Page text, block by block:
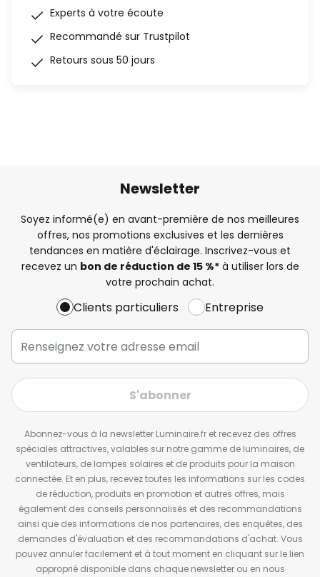
Experts à votre écoute
Recommandé sur Trustpilot
Retours sous 50 jours
Newsletter
Soyez informé(e) en avant-première de nos meilleures
offres, nos promotions exclusives et les dernières
tendances en matière d'éclairage. Inscrivez-vous et
recevez un bon de réduction de 15 %*à utiliser lors de
votre prochain achat.
Clients particuliers Entreprise
S'abonner
Abonnez-vous à la newsletter Luminaire.fr et recevez des offres
spéciales attractives, valables sur notre gamme de luminaires, de
ventilateurs, de lampes solaires et de produits pour la maison
connectée. Et en plus, recevez toutes les informations sur les codes
de réduction, produits en promotion et autres offres, mais
également des conseils personnalisés et des recommandations
ainsi que des informations de nos partenaires, des enquêtes, des
demandes d'évaluation et des recommandations d'achat. Vous
pouvez annuler facilement et à tout moment en cliquant sur le lien
approprié disponible dans chaque newsletter ou en nous